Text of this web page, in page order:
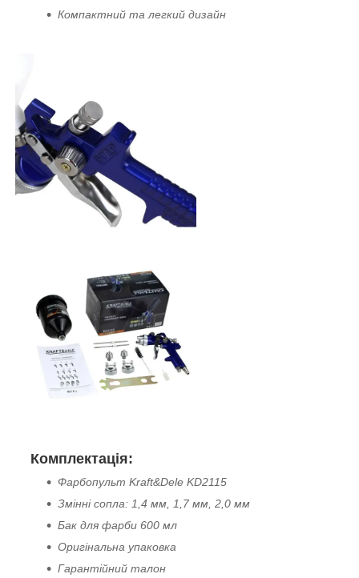
Компактний та легкий дизайн
Комплектація:
Фарбопульт Kraft&Dele KD2115
Змінні сопла: 1,4 мм, 1,7 мм, 2,0 мм
Бак для фарби 600 мл
Оригінальна упаковка
Гарантійний талон